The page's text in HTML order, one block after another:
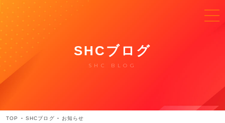
SHCブログ
SHC BLOG
TOP SHCブログ お知らせ